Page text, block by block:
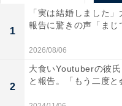
1
「実は結婚しました
報告に驚きの声「ま
2026/08/06
2
大食いYoutuberの彼氏
と報告。「もう二度